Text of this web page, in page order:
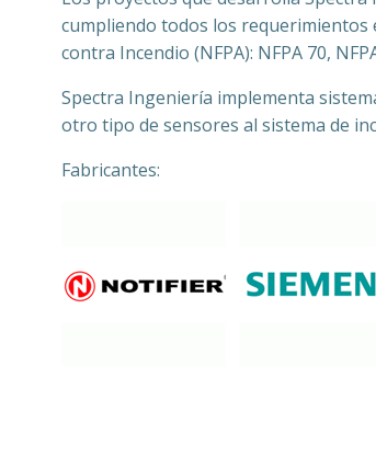
cumpliendo todos los requerimientos
contra Incendio (NFPA): NFPA 70,
Spectra Ingeniería implementa
otro tipo de sensores al sistema de
Fabricantes: